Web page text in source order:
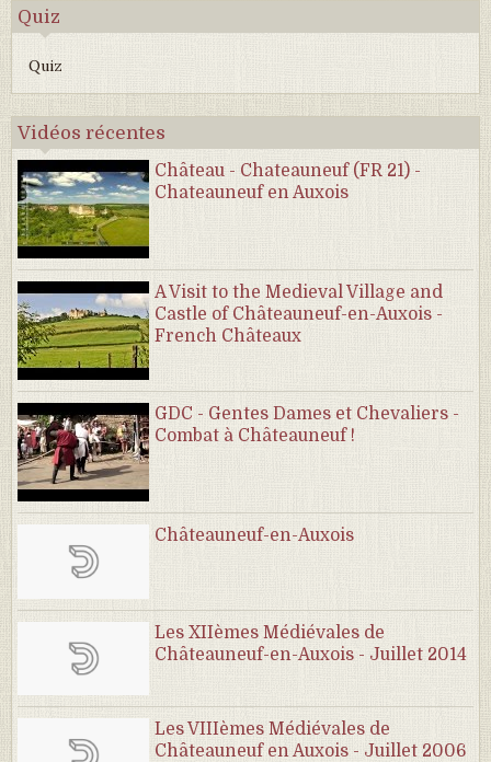
Quiz
Quiz
Vidéos récentes
Château - Chateauneuf (FR 21) -
Chateauneuf en Auxois
A Visit to the Medieval Village and
Castle of Châteauneuf-en-Auxois -
French Châteaux
GDC - Gentes Dames et Chevaliers -
Combat à Châteauneuf !
Châteauneuf-en-Auxois
Les XIIèmes Médiévales de
Châteauneuf-en-Auxois - Juillet 2014
Les VIIIèmes Médiévales de
Châteauneuf en Auxois - Juillet 2006